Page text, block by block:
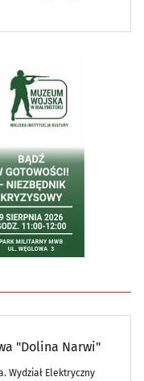
"Dolina Narwi"
Wydział Elektryczny